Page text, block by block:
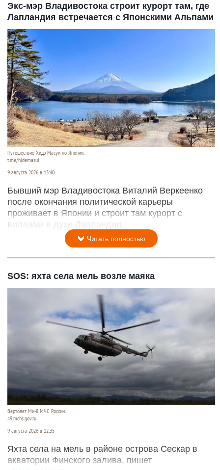
Экс-мэр Владивостока строит курорт там, где
Лапландия встречается с Японскими Альпами
Путешествие Хидэ Масуи по Японии.
t.me/hidemasui
9 августа 2026 в 13:40
Бывший мэр Владивостока Виталий Веркеенко
после окончания политической карьеры
проживает в Японии и строит там курорт с
виллами в духе Лапландии.
Читать полностью
SOS: яхта села мель возле маяка
Вертолет Ми-8 МЧС России.
49.mchs.gov.ru
9 августа 2026 в 12:35
Яхта села на мель в районе острова Сескар в
акватории Финского залива, пишет